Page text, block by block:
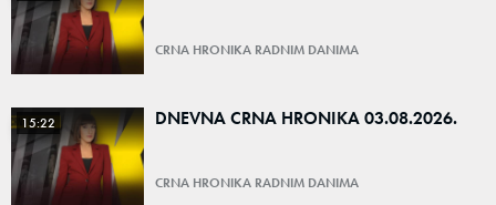
CRNA HRONIKA RADNIM DANIMA
15:22 DNEVNA CRNA HRONIKA 03.08.2026.
CRNA HRONIKA RADNIM DANIMA